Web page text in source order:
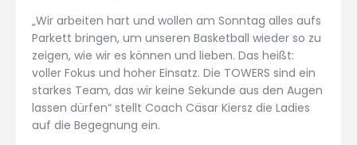
„Wir arbeiten hart und wollen am Sonntag alles aufs
Parkett bringen, um unseren Basketball wieder so zu
zeigen, wie wir es können und lieben. Das heißt:
voller Fokus und hoher Einsatz. Die TOWERS sind ein
starkes Team, das wir keine Sekunde aus den Augen
lassen dürfen“ stellt Coach Cäsar Kiersz die Ladies
auf die Begegnung ein.